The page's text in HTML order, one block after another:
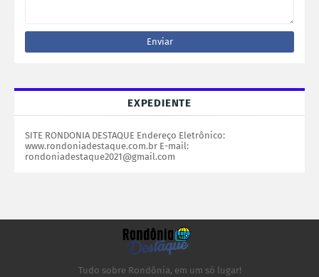
EXPEDIENTE
SITE RONDONIA DESTAQUE Endereço Eletrônico:
www.rondoniadestaque.com.br E-mail:
rondoniadestaque2021@gmail.com
Tudo sobre Rondônia, em um só lugar!